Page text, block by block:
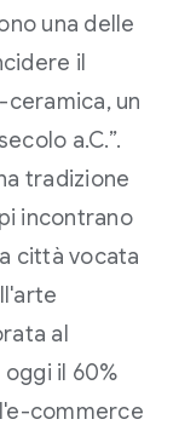
una delle
il
un
a.C.”.
tradizione
incontrano
città vocata
al
il 60%
commerce